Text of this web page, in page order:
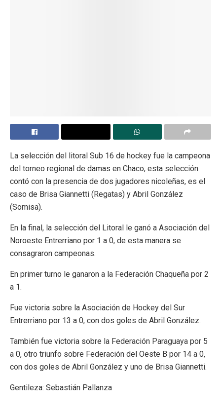
La selección del litoral Sub 16 de hockey fue la campeona
del torneo regional de damas en Chaco, esta selección
contó con la presencia de dos jugadores nicoleñas, es el
caso de Brisa Giannetti (Regatas) y Abril González
(Somisa).
En la final, la selección del Litoral le ganó a Asociación del
Noroeste Entrerriano por 1 a 0, de esta manera se
consagraron campeonas.
En primer turno le ganaron a la Federación Chaqueña por 2
a 1.
Fue victoria sobre la Asociación de Hockey del Sur
Entrerriano por 13 a 0, con dos goles de Abril González.
También fue victoria sobre la Federación Paraguaya por 5
a 0, otro triunfo sobre Federación del Oeste B por 14 a 0,
con dos goles de Abril González y uno de Brisa Giannetti.
Gentileza: Sebastián Pallanza